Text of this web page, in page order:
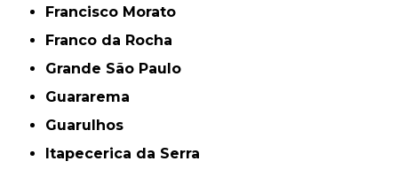
Francisco Morato
Franco da Rocha
Grande São Paulo
Guararema
Guarulhos
Itapecerica da Serra